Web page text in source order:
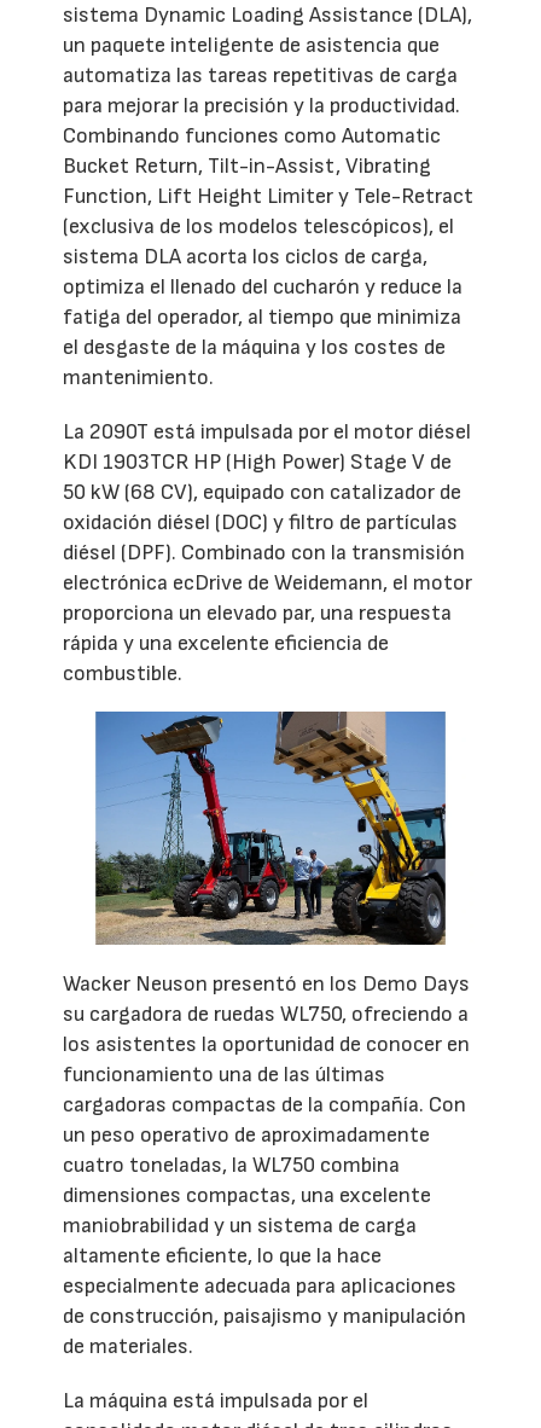
sistema Dynamic Loading Assistance (DLA),
un paquete inteligente de asistencia que
automatiza las tareas repetitivas de carga
para mejorar la precisión y la productividad.
Combinando funciones como Automatic
Bucket Return, Tilt-in-Assist, Vibrating
Function, Lift Height Limiter y Tele-Retract
(exclusiva de los modelos telescópicos), el
sistema DLA acorta los ciclos de carga,
optimiza el llenado del cucharón y reduce la
fatiga del operador, al tiempo que minimiza
el desgaste de la máquina y los costes de
mantenimiento.
La 2090T está impulsada por el motor diésel
KDI 1903TCR HP (High Power) Stage V de
50 kW (68 CV), equipado con catalizador de
oxidación diésel (DOC) y filtro de partículas
diésel (DPF). Combinado con la transmisión
electrónica ecDrive de Weidemann, el motor
proporciona un elevado par, una respuesta
rápida y una excelente eficiencia de
combustible.
Wacker Neuson presentó en los Demo Days
su cargadora de ruedas WL750, ofreciendo a
los asistentes la oportunidad de conocer en
funcionamiento una de las últimas
cargadoras compactas de la compañía. Con
un peso operativo de aproximadamente
cuatro toneladas, la WL750 combina
dimensiones compactas, una excelente
maniobrabilidad y un sistema de carga
altamente eficiente, lo que la hace
especialmente adecuada para aplicaciones
de construcción, paisajismo y manipulación
de materiales.
La máquina está impulsada por el